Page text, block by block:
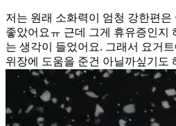
저는 원래 소화력이 엄청 강한편
좋았어요ㅠ 근데 그게 휴유증인지
는 생각이 들었어요. 그래서 요거
위장에 도움을 준건 아닐까싶기도